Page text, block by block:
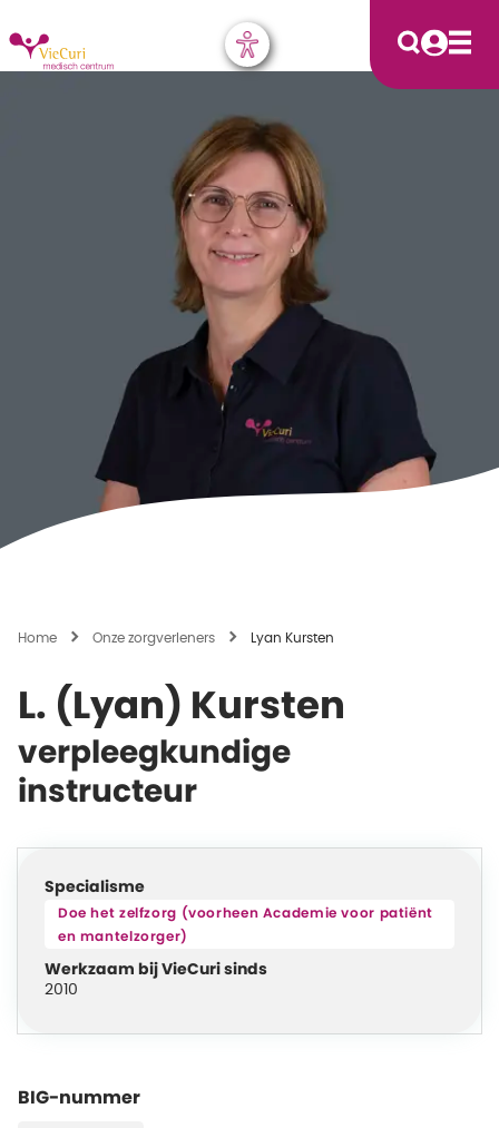
Home Onze zorgverleners Lyan Kursten
L. (Lyan) Kursten
verpleegkundige
instructeur
Specialisme
Doe het zelfzorg (voorheen Academie voor patiënt
en mantelzorger)
Werkzaam bij VieCuri sinds
2010
BIG-nummer